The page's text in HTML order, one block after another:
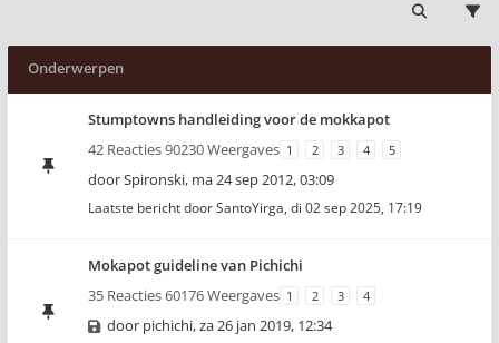
Onderwerpen
Stumptowns handleiding voor de mokkapot
42 Reacties 90230 Weergaves 1 2 3 4 5
doorSpironski, ma 24 sep 2012, 03:09
Laatste bericht doorSantoYirga, di 02 sep 2025, 17:19
Mokapot guideline van Pichichi
35 Reacties 60176 Weergaves 1 2 3 4
door pichichi,za 26 jan 2019, 12:34